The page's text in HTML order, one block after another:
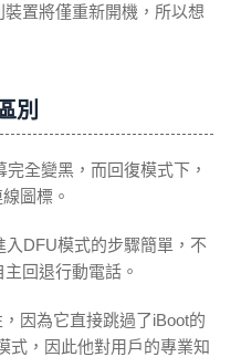
置將僅重新開機，所以想
別
全變黑，而回復模式下，
圖標。
DFU模式的步驟簡單，不
回退行動電話。
因為它直接跳過了iBoot的
式，因此他對用戶的專業知